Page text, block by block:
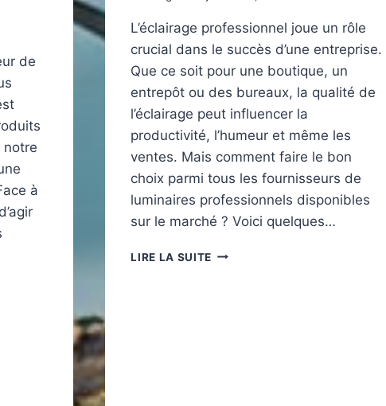
de
notre
à
L’éclairage professionnel joue un rôle
crucial dans le succès d’une entreprise.
Que ce soit pour une boutique, un
entrepôt ou des bureaux, la qualité de
l’éclairage peut influencer la
productivité, l’humeur et même les
ventes. Mais comment faire le bon
choix parmi tous les fournisseurs de
luminaires professionnels disponibles
sur le marché ? Voici quelques…
LIRE LA SUITE ÉCLAIRAGE